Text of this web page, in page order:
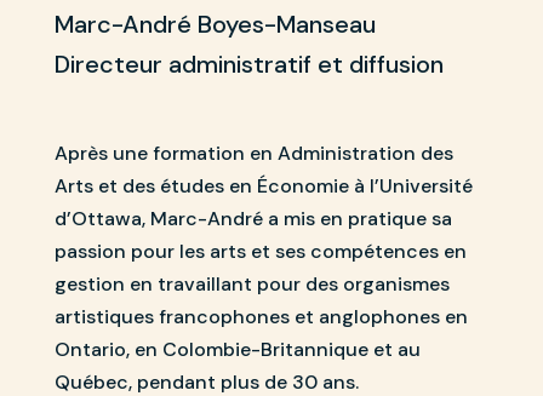
Marc-André Boyes-Manseau
Directeur administratif et diffusion
Après une formation en Administration des
Arts et des études en Économie à l’Université
d’Ottawa, Marc-André a mis en pratique sa
passion pour les arts et ses compétences en
gestion en travaillant pour des organismes
artistiques francophones et anglophones en
Ontario, en Colombie-Britannique et au
Québec, pendant plus de 30 ans.